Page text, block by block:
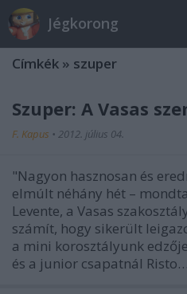
Jégkorong
Címkék » szuper
Szuper: A Vasas
F. Kapus • 2012. július 04.
"Nagyon hasznosan és
elmúlt néhány hét –
Levente, a Vasas
számít, hogy sikerült
a mini korosztályunk
és a junior csapatnál Risto…